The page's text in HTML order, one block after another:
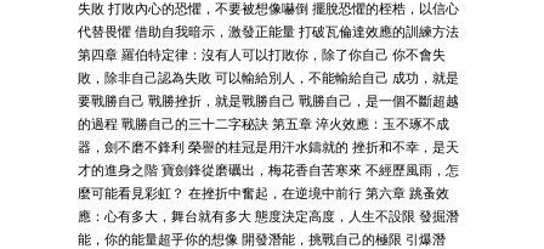
失敗 打敗內心的恐懼，不要被想像嚇倒 擺脫恐懼的桎梏，以信心
代替畏懼 借助自我暗示，激發正能量 打破瓦倫達效應的訓練方法
第四章 羅伯特定律：沒有人可以打敗你，除了你自己 你不會失
敗，除非自己認為失敗 可以輸給別人，不能輸給自己 成功，就是
要戰勝自己 戰勝挫折，就是戰勝自己 戰勝自己，是一個不斷超越
的過程 戰勝自己的三十二字秘訣 第五章 淬火效應：玉不琢不成
器，劍不磨不鋒利 榮譽的桂冠是用汗水鑄就的 挫折和不幸，是天
才的進身之階 寶劍鋒從磨礪出，梅花香自苦寒來 不經歷風雨，怎
麼可能看見彩虹？ 在挫折中奮起，在逆境中前行 第六章 跳蚤效
應：心有多大，舞台就有多大 態度決定高度，人生不設限 發掘潛
能，你的能量超乎你的想像 開發潛能，挑戰自己的極限 引爆潛